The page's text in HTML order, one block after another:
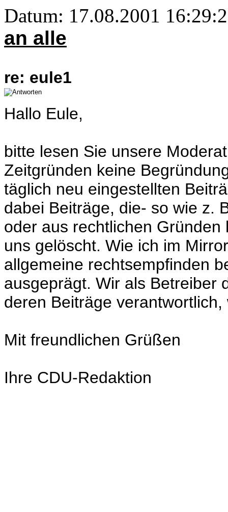
Datum: 17.08.2001
an alle
re: eule1
Hallo Eule,
bitte lesen Sie unsere
Zeitgründen keine
täglich neu eingestellten
dabei Beiträge, die- so wie z.
oder aus rechtlichen
uns gelöscht. Wie ich im
allgemeine rechtsempfinden
ausgeprägt. Wir als Betreiber
deren Beiträge
Mit freundlichen Grüßen
Ihre CDU-Redaktion